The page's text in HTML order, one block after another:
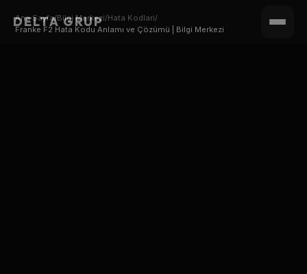
DELTA GRUP
Ana Sayfa/Bilgi Merkezi/Hata Kodlari/
Franke F2 Hata Kodu Anlamı ve Çözümü | Bilgi Merkezi